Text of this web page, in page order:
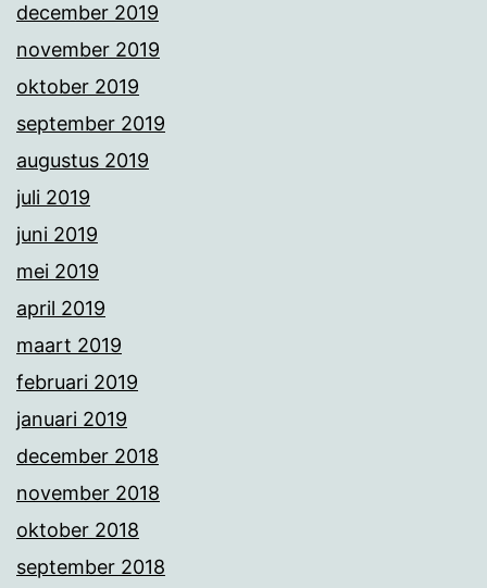
december 2019
november 2019
oktober 2019
september 2019
augustus 2019
juli 2019
juni 2019
mei 2019
april 2019
maart 2019
februari 2019
januari 2019
december 2018
november 2018
oktober 2018
september 2018